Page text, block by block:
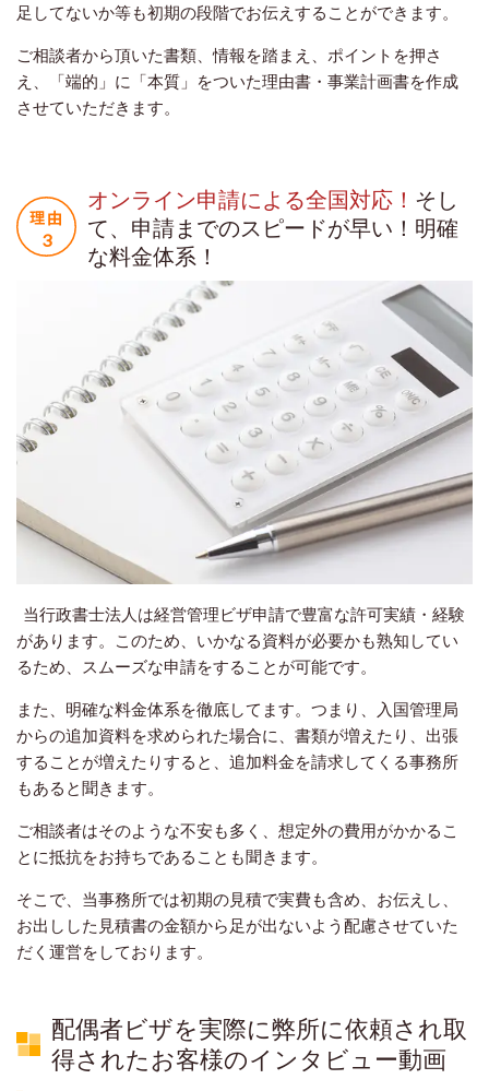
足してないか等も初期の段階でお伝えすることができます。
ご相談者から頂いた書類、情報を踏まえ、ポイントを押さ
え、「端的」に「本質」をついた理由書・事業計画書を作成
させていただきます。
オンライン申請による全国対応！ そし
て、申請までのスピードが早い！明確
な料金体系！
当行政書士法人は経営管理ビザ申請で豊富な許可実績・経験
があります。このため、いかなる資料が必要かも熟知してい
るため、スムーズな申請をすることが可能です。
また、明確な料金体系を徹底してます。つまり、入国管理局
からの追加資料を求められた場合に、書類が増えたり、出張
することが増えたりすると、追加料金を請求してくる事務所
もあると聞きます。
ご相談者はそのような不安も多く、想定外の費用がかかるこ
とに抵抗をお持ちであることも聞きます。
そこで、当事務所では初期の見積で実費も含め、お伝えし、
お出しした見積書の金額から足が出ないよう配慮させていた
だく運営をしております。
配偶者ビザを実際に弊所に依頼され取
得されたお客様のインタビュー動画